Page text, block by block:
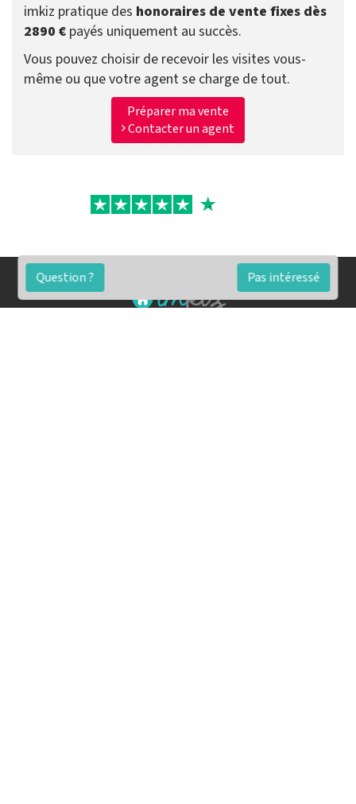
Question ? Pas intéressé
imkiz pratique des honoraires de vente fixes dès
2890 € payés uniquement au succès.
Vous pouvez choisir de recevoir les visites vous-
même ou que votre agent se charge de tout.
Préparer ma vente
Contacter un agent